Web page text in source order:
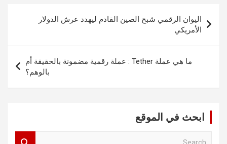
المقالات
اليوان الرقمي شبح الصين القادم ليهدد عرش الدولار
الأمريكي
ما هي عملة Tether : عملة رقمية مضمونة بالحقيقة أم
بالوهم؟
ابحث في الموقع